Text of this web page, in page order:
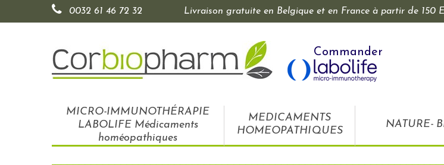
0032 61 46 72 32 Livraison gratuite en Belgique et en France à partir de 150
Commander
MICRO-IMMUNOTHÉRAPIE
LABOLIFE Médicaments
homéopathiques
MEDICAMENTS
HOMEOPATHIQUES
NATURE-